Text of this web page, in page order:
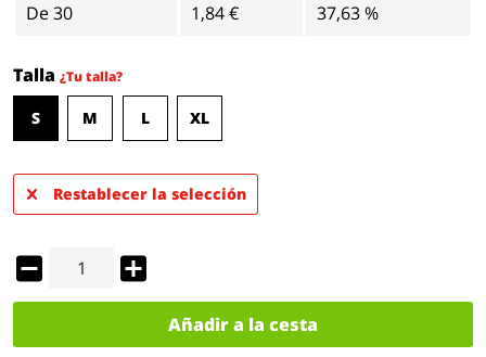
De30 1,84 € 37,63 %
Talla ¿Tu talla?
S M L XL
Restablecer la selección
Añadir a la cesta